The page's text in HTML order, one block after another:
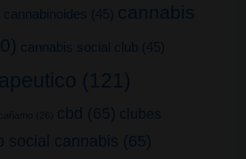
cannabinoides (45) cannabis
cannabis social club (45)
(121)
cañamo (26) cbd (65) clubes
social cannabis (65)